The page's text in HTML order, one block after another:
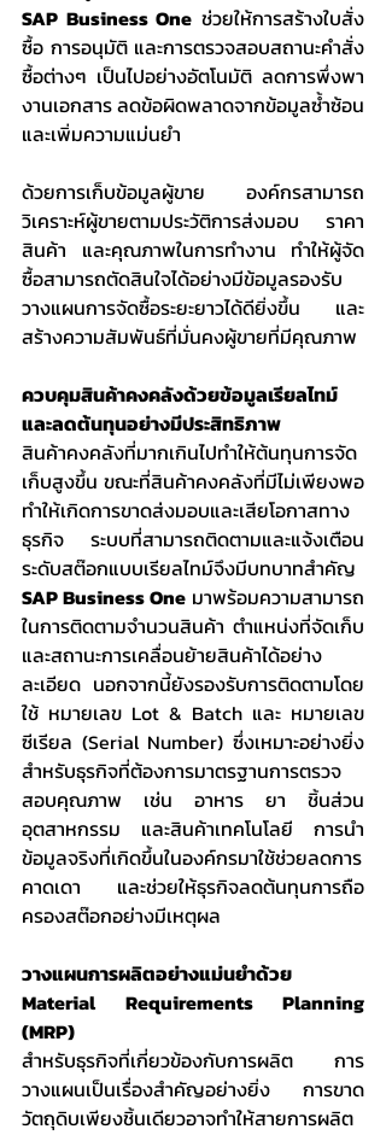
SAP Business One ช่วยให้การสร้างใบสั่ง
ซื้อ การอนุมัติ และการตรวจสอบสถานะคำสั่ง
ซื้อต่างๆ เป็นไปอย่างอัตโนมัติ ลดการพึ่งพา
งานเอกสาร ลดข้อผิดพลาดจากข้อมูลซ้ำซ้อน
และเพิ่มความแม่นยำ
ด้วยการเก็บข้อมูลผู้ขาย องค์กรสามารถ
วิเคราะห์ผู้ขายตามประวัติการส่งมอบ ราคา
สินค้า และคุณภาพในการทำงาน ทำให้ผู้จัด
ซื้อสามารถตัดสินใจได้อย่างมีข้อมูลรองรับ
วางแผนการจัดซื้อระยะยาวได้ดียิ่งขึ้น และ
สร้างความสัมพันธ์ที่มั่นคงผู้ขายที่มีคุณภาพ
ควบคุมสินค้าคงคลังด้วยข้อมูลเรียลไทม์
และลดต้นทุนอย่างมีประสิทธิภาพ
สินค้าคงคลังที่มากเกินไปทำให้ต้นทุนการจัด
เก็บสูงขึ้น ขณะที่สินค้าคงคลังที่มีไม่เพียงพอ
ทำให้เกิดการขาดส่งมอบและเสียโอกาสทาง
ธุรกิจ ระบบที่สามารถติดตามและแจ้งเตือน
SAP Business One มาพร้อมความสามารถ
ในการติดตามจำนวนสินค้า ตำแหน่งที่จัดเก็บ
และสถานะการเคลื่อนย้ายสินค้าได้อย่าง
ละเอียด นอกจากนี้ยังรองรับการติดตามโดย
ใช้ หมายเลข Lot & Batch และ หมายเลข
ซีเรียล (Serial Number) ซึ่งเหมาะอย่างยิ่ง
สำหรับธุรกิจที่ต้องการมาตรฐานการตรวจ
สอบคุณภาพ เช่น อาหาร ยา ชิ้นส่วน
อุตสาหกรรม และสินค้าเทคโนโลยี การนำ
ข้อมูลจริงที่เกิดขึ้นในองค์กรมาใช้ช่วยลดการ
คาดเดา และช่วยให้ธุรกิจลดต้นทุนการถือ
ครองสต๊อกอย่างมีเหตุผล
วางแผนการผลิตอย่างแม่นยำด้วย
Material Requirements Planning
(MRP)
สำหรับธุรกิจที่เกี่ยวข้องกับการผลิต การ
วางแผนเป็นเรื่องสำคัญอย่างยิ่ง การขาด
วัตถุดิบเพียงชิ้นเดียวอาจทำให้สายการผลิต